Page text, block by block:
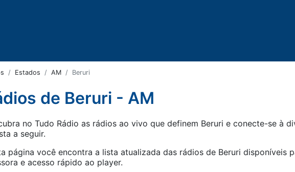
Estados AM Beruri
de Beruri - AM
no Tudo Rádio as rádios ao vivo que definem Beruri e conecte-se à
a seguir.
página você encontra a lista atualizada das rádios de Beruri disponíveis
e acesso rápido ao player.